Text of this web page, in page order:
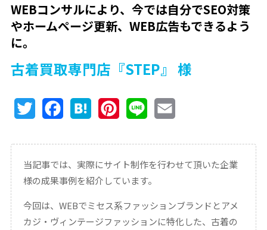
WEBコンサルにより、今では自分でSEO対策
やホームページ更新、WEB広告もできるよう
に。
古着買取専門店『STEP』 様
TwitterFacebookHatenaPinterest
Line Email
当記事では、実際にサイト制作を行わせて頂いた企業
様の成果事例を紹介しています。
今回は、WEBでミセス系ファッションブランドとアメ
カジ・ヴィンテージファッションに特化した、古着の